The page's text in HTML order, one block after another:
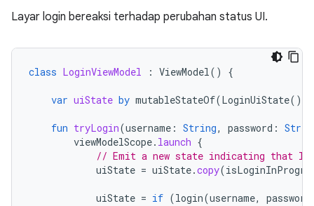
Layar login bereaksi terhadap perubahan status UI.
class LoginViewModel : ViewModel() {
var uiState by mutableStateOf(LoginUiState())
fun tryLogin(username : String, password :
viewModelScope. launch {
// Emit a new state indicating that
uiState = uiState.copy(
uiState = if (login(username, password